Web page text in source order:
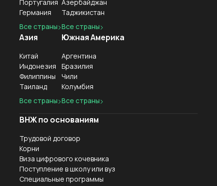
Португалия
Германия
Все страны
Азия
Китай
Индонезия
Филиппины
Таиланд
Все страны
Азербайджан
Таджикистан
Все страны
Южная Америка
Аргентина
Бразилия
Чили
Колумбия
Все страны
ВНЖ по основаниям
Трудовой договор
Корни
Виза цифрового кочевника
Поступление в школу или вуз
Специальные программы